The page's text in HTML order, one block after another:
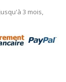
3 mois,